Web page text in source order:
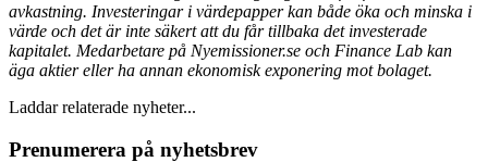
avkastning. Investeringar i värdepapper kan både öka och minska i
värde och det är inte säkert att du får tillbaka det investerade
kapitalet. Medarbetare på Nyemissioner.se och Finance Lab kan
äga aktier eller ha annan ekonomisk exponering mot bolaget.
Laddar relaterade nyheter...
Prenumerera på nyhetsbrev